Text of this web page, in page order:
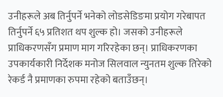
उनीहरूले अब तिर्नुपर्ने भनेको लोडसेडिङमा प्रयोग गरेबापत
तिर्नुपर्ने ६५ प्रतिशत थप शुल्क हो। जसको उनीहरूले
प्राधिकरणसँग प्रमाण माग गरिरहेका छन्। प्राधिकरणका
उपकार्यकारी निर्देशक मनोज सिलवाल न्युनतम शुल्क तिरेको
रेकर्ड नै प्रमाणका रुपमा रहेको बताउँछन्।